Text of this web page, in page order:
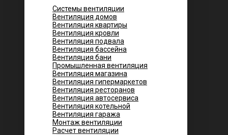
Системы вентиляции
Вентиляция домов
Вентиляция квартиры
Вентиляция кровли
Вентиляция подвала
Вентиляция бассейна
Вентиляция бани
Промышленная вентиляция
Вентиляция магазина
Вентиляция гипермаркетов
Вентиляция ресторанов
Вентиляция автосервиса
Вентиляция котельной
Вентиляция гаража
Монтаж вентиляции
Расчет вентиляции